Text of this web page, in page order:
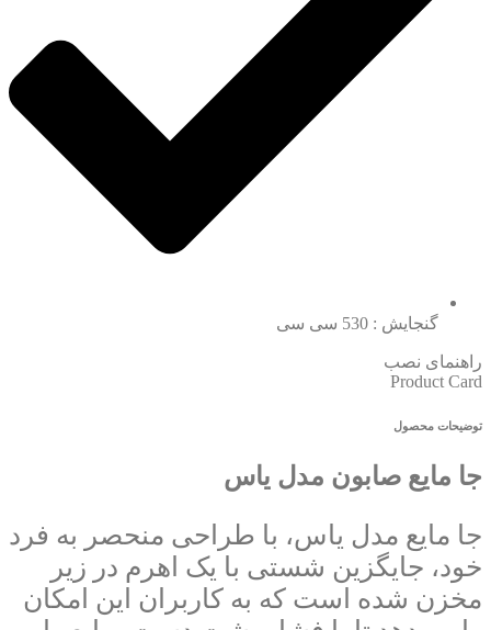
گنجایش : 530 سی سی
راهنمای نصب
Product Card
توضیحات محصول
جا مایع صابون مدل یاس
جا مایع مدل یاس، با طراحی منحصر به فرد
خود، جایگزین شستی با یک اهرم در زیر
مخزن شده است که به کاربران این امکان